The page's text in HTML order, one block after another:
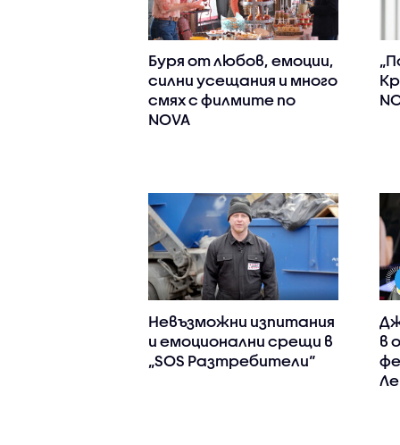
Буря от любов, емоции,
силни усещания и много
смях с филмите по
NOVA
Невъзможни изпитания
и емоционални срещи в
„SOS Разтребители“
в